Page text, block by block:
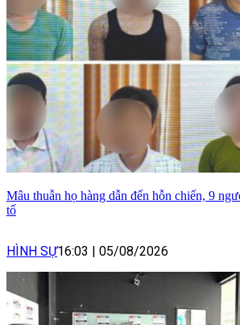
Mâu thuẫn họ hàng dẫn đến hỗn chiến, 9
tố
HÌNH SỰ16:03 05/08/2026